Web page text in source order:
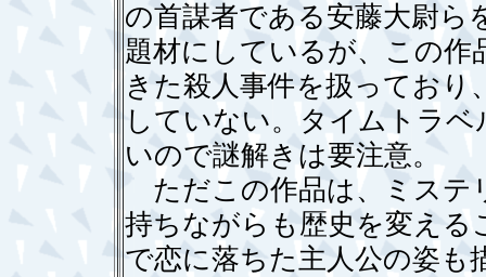
の首謀者である安藤大尉ら
題材にしているが、この作
きた殺人事件を扱っており
していない。タイムトラ
いので謎解きは要注意。
ただこの作品は、ミステ
持ちながらも歴史を変える
で恋に落ちた主人公の姿も